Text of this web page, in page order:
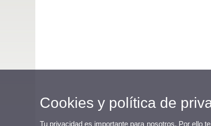
Cookies y política de
Tu privacidad es importante para nosotros. Por ello